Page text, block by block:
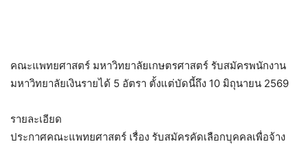
คณะแพทยศาสตร์ มหาวิทยาลัยเกษตรศาสตร์ รับสมัครพนักงาน
มหาวิทยาลัยเงินรายได้ 5 อัตรา ตั้งแต่บัดนี้ถึง 10 มิถุนายน 2569
รายละเอียด
ประกาศคณะแพทยศาสตร์ เรื่อง รับสมัครคัดเลือกบุคคลเพื่อจ้าง